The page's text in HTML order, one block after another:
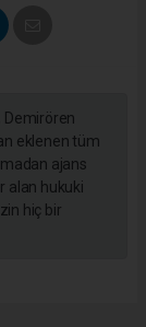
Demirören
eklenen tüm
ajans
alan hukuki
hiç bir